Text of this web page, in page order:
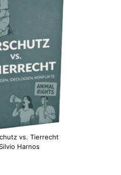
vs. Tierrecht
Harnos